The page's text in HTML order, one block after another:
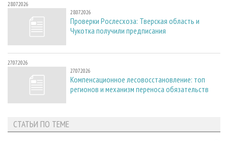
28.07.2026
28.07.2026
Проверки Рослесхоза: Тверская область и
Чукотка получили предписания
27.07.2026
27.07.2026
Компенсационное лесовосстановление: топ
регионов и механизм переноса обязательств
СТАТЬИ ПО ТЕМЕ